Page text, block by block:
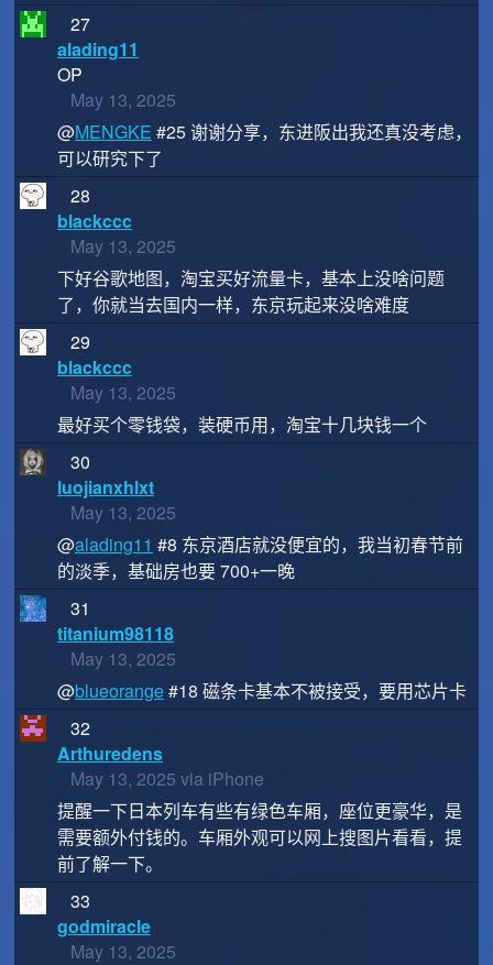
27
alading11
OP
May 13, 2025
@MENGKE #25 谢谢分享，东进阪出我还真没考虑，
可以研究下了
28
blackccc
May 13, 2025
下好谷歌地图，淘宝买好流量卡，基本上没啥问题
了，你就当去国内一样，东京玩起来没啥难度
29
blackccc
May 13, 2025
最好买个零钱袋，装硬币用，淘宝十几块钱一个
30
luojianxhlxt
May 13, 2025
@alading11 #8 东京酒店就没便宜的，我当初春节前
的淡季，基础房也要 700+一晚
31
titanium98118
May 13, 2025
@blueorange#18 磁条卡基本不被接受，要用芯片卡
32
Arthuredens
May 13, 2025 via iPhone
提醒一下日本列车有些有绿色车厢，座位更豪华，是
需要额外付钱的。车厢外观可以网上搜图片看看，提
前了解一下。
33
godmiracle
May 13, 2025